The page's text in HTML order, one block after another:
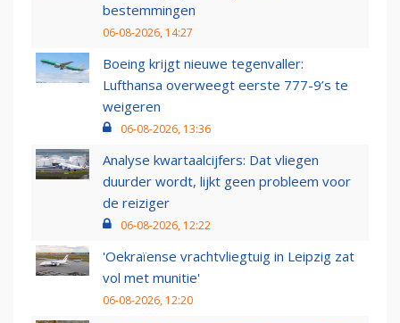
bestemmingen
06-08-2026, 14:27
Boeing krijgt nieuwe tegenvaller:
Lufthansa overweegt eerste 777-9’s te
weigeren
06-08-2026, 13:36
Analyse kwartaalcijfers: Dat vliegen
duurder wordt, lijkt geen probleem voor
de reiziger
06-08-2026, 12:22
'Oekraïense vrachtvliegtuig in Leipzig zat
vol met munitie'
06-08-2026, 12:20